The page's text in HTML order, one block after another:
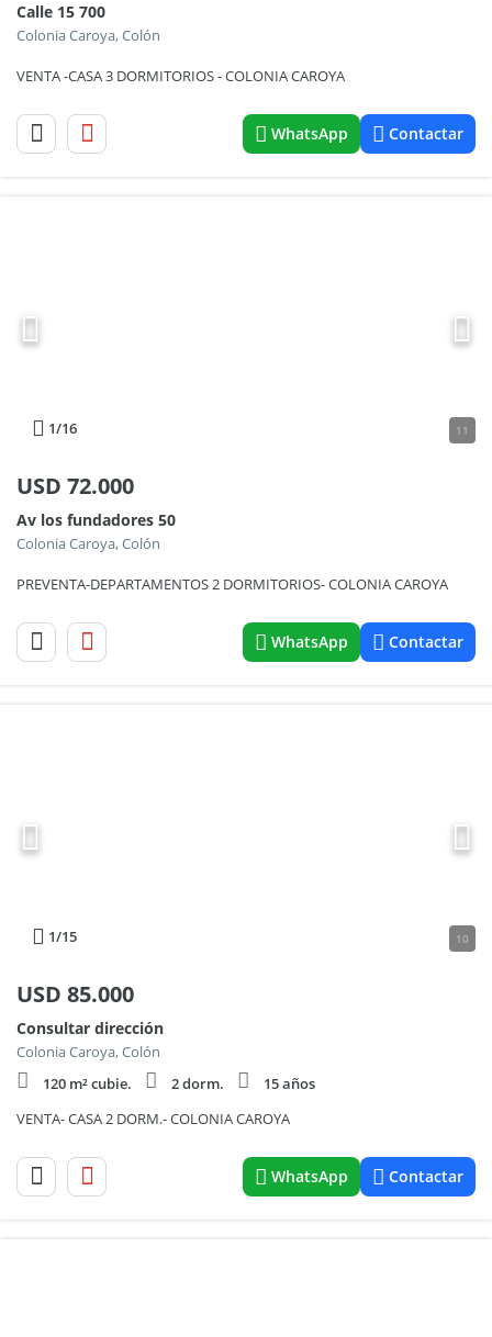
Calle 15 700
Colonia Caroya, Colón
VENTA -CASA 3 DORMITORIOS - COLONIA CAROYA
WhatsApp Contactar
1/16 11
USD 72.000
Av los fundadores 50
Colonia Caroya, Colón
PREVENTA-DEPARTAMENTOS 2 DORMITORIOS- COLONIA CAROYA
WhatsApp Contactar
1/15 10
USD 85.000
Consultar dirección
Colonia Caroya, Colón
120 m² cubie.
2 dorm.
15 años
VENTA- CASA 2 DORM.- COLONIA CAROYA
WhatsApp Contactar